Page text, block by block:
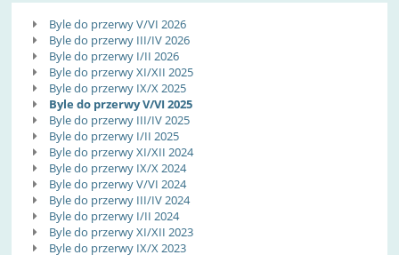
Gazetka
Szkolna
Byle do przerwy V/VI 2026
Byle do przerwy III/IV 2026
Byle do przerwy I/II 2026
Byle do przerwy XI/XII 2025
Byle do przerwy IX/X 2025
Byle do przerwy V/VI 2025
Byle do przerwy III/IV 2025
Byle do przerwy I/II 2025
Byle do przerwy XI/XII 2024
Byle do przerwy IX/X 2024
Byle do przerwy V/VI 2024
Byle do przerwy III/IV 2024
Byle do przerwy I/II 2024
Byle do przerwy XI/XII 2023
Byle do przerwy IX/X 2023